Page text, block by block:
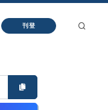
刊登